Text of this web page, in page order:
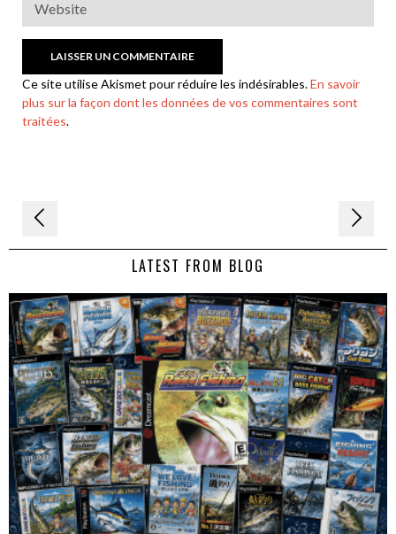
Ce site utilise Akismet pour réduire les indésirables.En savoir
plus sur la façon dont les données de vos commentaires sont
traitées.
Navigation
de LATEST FROM BLOG